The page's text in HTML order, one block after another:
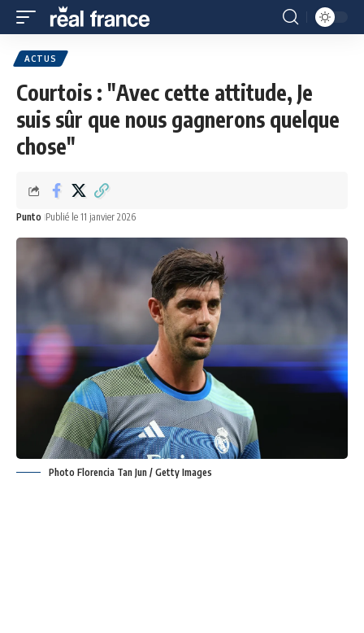
ACTUS
Courtois : "Avec cette attitude, Je
suis sûr que nous gagnerons quelque
chose"
Punto Publié le 11 janvier 2026
Photo Florencia Tan Jun / Getty Images